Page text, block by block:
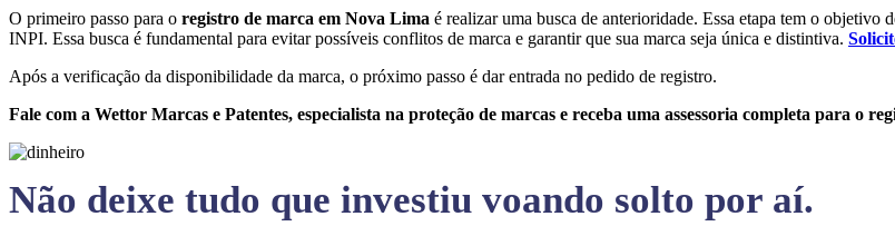
O primeiro passo para o registro de marca em Nova Lima é realizar uma busca de anterioridade. Essa etapa tem o
INPI. Essa busca é fundamental para evitar possíveis conflitos de marca e garantir que sua marca seja única e distintiva.
Após a verificação da disponibilidade da marca, o próximo passo é dar entrada no pedido de registro.
Fale com a Wettor Marcas e Patentes, especialista na proteção de marcas e receba uma assessoria completa para o
Não deixe tudo que investiu voando solto por aí.